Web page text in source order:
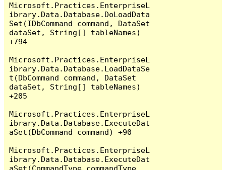
Microsoft.Practices.EnterpriseL
ibrary.Data.Database.DoLoadData
Set(IDbCommand command, DataSet
dataSet, String[] tableNames)
+794
Microsoft.Practices.EnterpriseL
ibrary.Data.Database.LoadDataSe
t(DbCommand command, DataSet
dataSet, String[] tableNames)
+205
Microsoft.Practices.EnterpriseL
ibrary.Data.Database.ExecuteDat
aSet(DbCommand command) +90
Microsoft.Practices.EnterpriseL
ibrary.Data.Database.ExecuteDat
aSet(CommandType commandType,